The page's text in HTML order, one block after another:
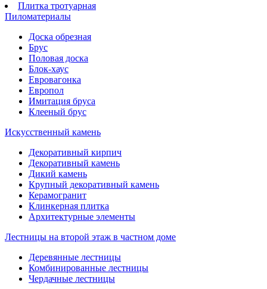
Плитка тротуарная
Пиломатериалы
Доска обрезная
Брус
Половая доска
Блок-хаус
Евровагонка
Европол
Имитация бруса
Клееный брус
Искусственный камень
Декоративный кирпич
Декоративный камень
Дикий камень
Крупный декоративный камень
Керамогранит
Клинкерная плитка
Архитектурные элементы
Лестницы на второй этаж в частном доме
Деревянные лестницы
Комбинированные лестницы
Чердачные лестницы